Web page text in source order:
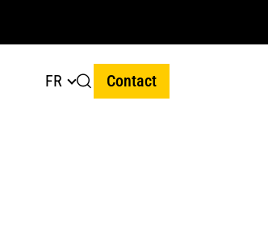
FR Contact